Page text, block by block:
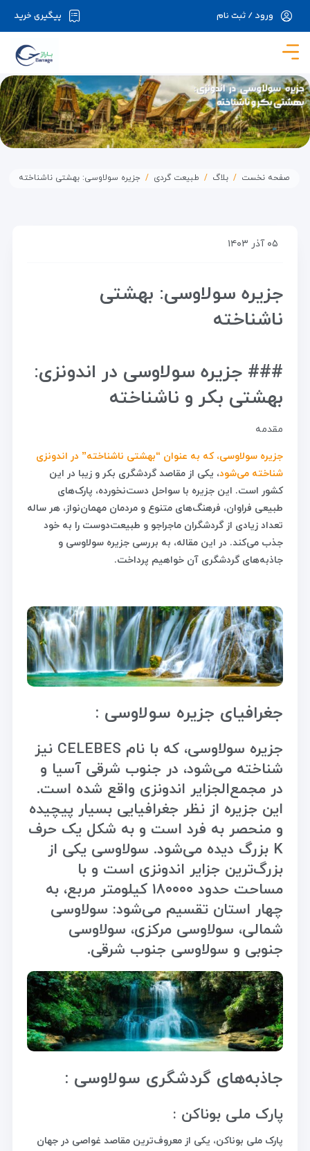
در حال حاضر ارتباط با سرور قطع می باشد لطفا
پیگیری خرید ورود / ثبت نام
صفحه نخست بلاگ طبیعت گردی جزیره سولاوسی: بهشتی ناشناخته
۰۵ آذر ۱۴۰۳
جزیره سولاوسی: بهشتی
ناشناخته
### جزیره سولاوسی در اندونزی:
بهشتی بکر و ناشناخته
مقدمه
جزیره سولاوسی، که به عنوان “بهشتی ناشناخته” در اندونزی
شناخته می‌شود، یکی از مقاصد گردشگری بکر و زیبا در این
کشور است. این جزیره با سواحل دست‌نخورده، پارک‌های
طبیعی فراوان، فرهنگ‌های متنوع و مردمان مهمان‌نواز، هر ساله
تعداد زیادی از گردشگران ماجراجو و طبیعت‌دوست را به خود
جذب می‌کند. در این مقاله، به بررسی جزیره سولاوسی و
جاذبه‌های گردشگری آن خواهیم پرداخت.
جغرافیای جزیره سولاوسی :
جزیره سولاوسی، که با نام CELEBES نیز
شناخته می‌شود، در جنوب شرقی آسیا و
در مجمع‌الجزایر اندونزی واقع شده است.
این جزیره از نظر جغرافیایی بسیار پیچیده
و منحصر به فرد است و به شکل یک حرف
K بزرگ دیده می‌شود. سولاوسی یکی از
بزرگ‌ترین جزایر اندونزی است و با
مساحت حدود ۱۸۰۰۰۰ کیلومتر مربع، به
چهار استان تقسیم می‌شود: سولاوسی
شمالی، سولاوسی مرکزی، سولاوسی
جنوبی و سولاوسی جنوب شرقی.
جاذبه‌های گردشگری سولاوسی :
پارک ملی بوناکن :
پارک ملی بوناکن، یکی از معروف‌ترین مقاصد غواصی در جهان